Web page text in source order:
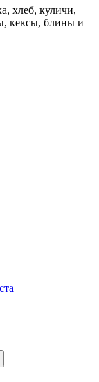
хлеб, куличи,
кексы, блины и